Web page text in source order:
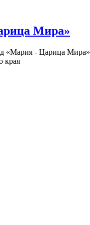
Мира»
«Мария - Царица Мира»
края